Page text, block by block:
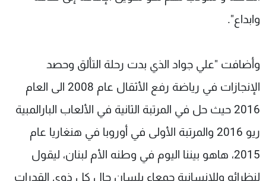
وابداع".
وأضافت "‏علي جواد الذي بدت رحلة التألق وحصد
الإنجازات في رياضة رفع الأثقال عام 2008 الى العام
2016 حيث حل في المرتبة الثانية في الألعاب البارالمبية
ريو 2016 والمرتبة الأولى في أوروبا في هنغاريا عام
2015، ‏هاهو بيننا اليوم في وطنه الأم لبنان، ليقول
لنظرائه وللانسانية جمعاء بلسان حال كل ذوي القدرات